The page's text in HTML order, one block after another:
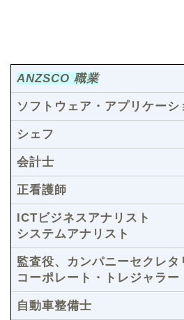
ANZSCO 職業
ソフトウェア・アプリケー
シェフ
会計士
正看護師
ICTビジネスアナリスト
システムアナリスト
監査役、カンパニーセクレタ
コーポレート・トレジャラー
自動車整備士